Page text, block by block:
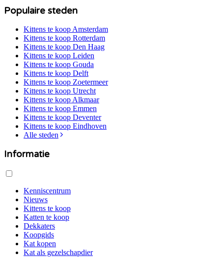
Populaire steden
Kittens te koop Amsterdam
Kittens te koop Rotterdam
Kittens te koop Den Haag
Kittens te koop Leiden
Kittens te koop Gouda
Kittens te koop Delft
Kittens te koop Zoetermeer
Kittens te koop Utrecht
Kittens te koop Alkmaar
Kittens te koop Emmen
Kittens te koop Deventer
Kittens te koop Eindhoven
Alle steden
Informatie
Kenniscentrum
Nieuws
Kittens te koop
Katten te koop
Dekkaters
Koopgids
Kat kopen
Kat als gezelschapdier